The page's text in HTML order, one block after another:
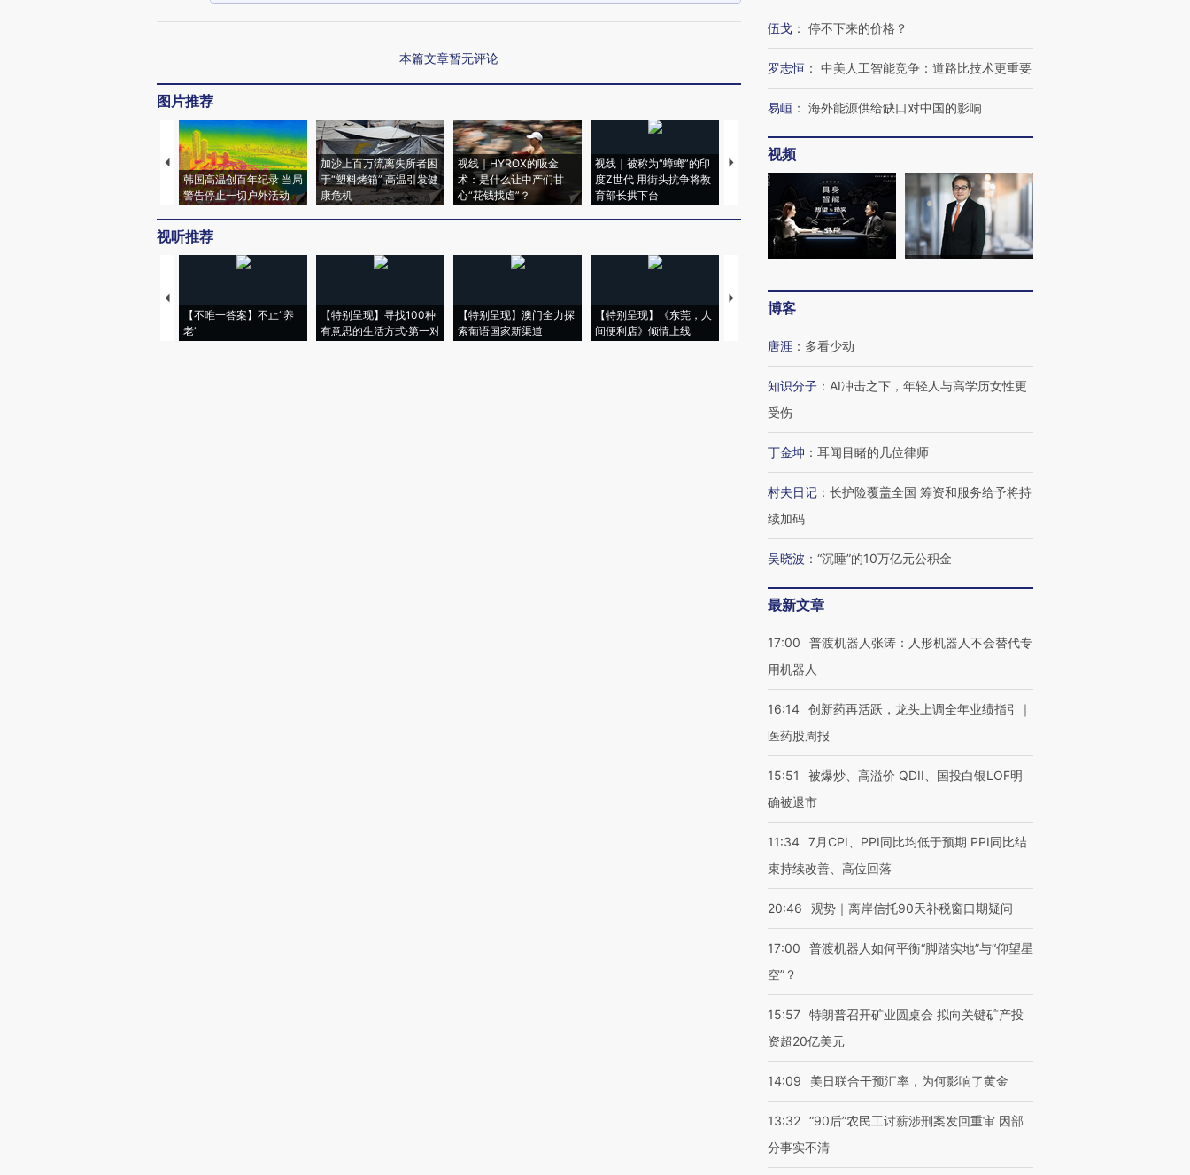
本篇文章暂无评论
图片推荐
韩国高温创百年纪录 当局
警告停止一切户外活动
加沙上百万流离失所者困
于“塑料烤箱” 高温引发健
康危机
视线｜HYROX的吸金
术：是什么让中产们甘
心“花钱找虐”？
视线｜被称为“蟑螂”的印
度Z世代 用街头抗争将教
育部长拱下台
视线｜“入侵”还是“人道危
机”？难民潮撕裂西班牙
128毫米 紧急转移近
4000人
雨 3小时累计雨量超80毫
米
视听推荐
【不唯一答案】不止“养
老”
【特别呈现】寻找100种
有意思的生活方式·第一对
【特别呈现】澳门全力探
索葡语国家新渠道
【特别呈现】《东莞，人
间便利店》倾情上线
【推广】走进第四届链博
会，让数智科技“链”接产
伍戈 ： 停不下来的价格？
罗志恒 ： 中美人工智能竞争：道路比技术更重要
易峘 ： 海外能源供给缺口对中国的影响
视频
博客
唐涯 ： 多看少动
知识分子 ： AI冲击之下，年轻人与高学历女性更
受伤
丁金坤 ： 耳闻目睹的几位律师
村夫日记 ： 长护险覆盖全国 筹资和服务给予将持
续加码
吴晓波 ： “沉睡”的10万亿元公积金
最新文章
17:00
普渡机器人张涛：人形机器人不会替代专
用机器人
16:14 创新药再活跃，龙头上调全年业绩指引｜
医药股周报
15:51
被爆炒、高溢价 QDII、国投白银LOF明
确被退市
11:34 7月CPI、PPI同比均低于预期 PPI同比结
束持续改善、高位回落
20:46 观势｜离岸信托90天补税窗口期疑问
17:00
普渡机器人如何平衡“脚踏实地”与“仰望星
空”？
15:57 特朗普召开矿业圆桌会 拟向关键矿产投
资超20亿美元
14:09 美日联合干预汇率，为何影响了黄金
13:32 “90后”农民工讨薪涉刑案发回重审 因部
分事实不清